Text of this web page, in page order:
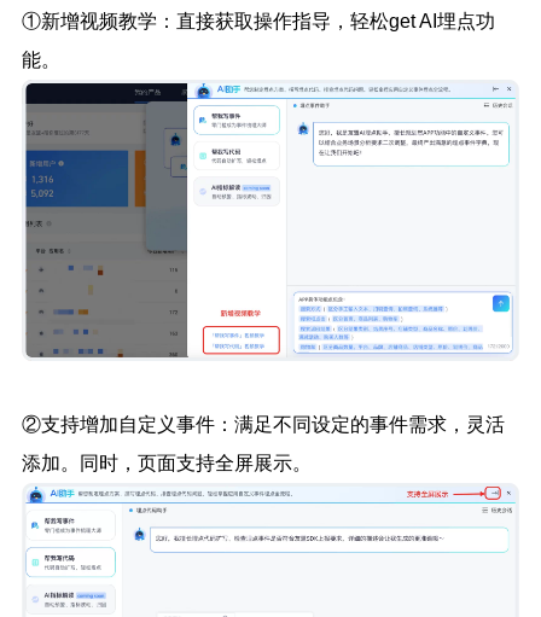
①新增视频教学：直接获取操作指导，轻松get AI埋点功
能。
②支持增加自定义事件：满足不同设定的事件需求，灵活
添加。同时，页面支持全屏展示。